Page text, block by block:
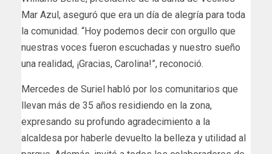
Mar Azul, aseguró que era un día de alegría para toda
la comunidad. “Hoy podemos decir con orgullo que
nuestras voces fueron escuchadas y nuestro sueño
una realidad, ¡Gracias, Carolina!”, reconoció.
Mercedes de Suriel habló por los comunitarios que
llevan más de 35 años residiendo en la zona,
expresando su profundo agradecimiento a la
alcaldesa por haberle devuelto la belleza y utilidad al